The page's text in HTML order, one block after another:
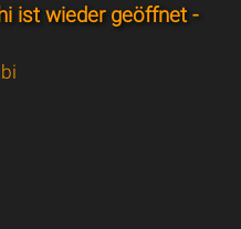
ist wieder geöffnet -